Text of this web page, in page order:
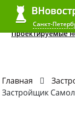
Санкт-
Санкт-
Квартиры до 2
Проектируемые
Главная
Застройщик